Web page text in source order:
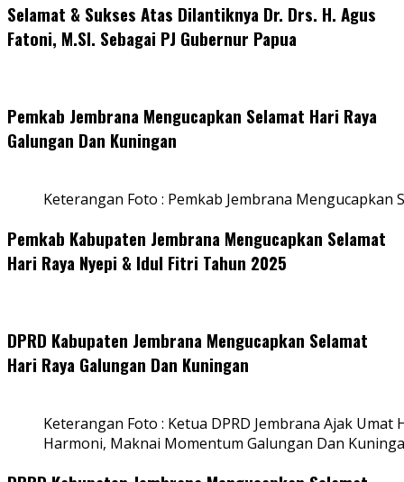
Selamat & Sukses Atas Dilantiknya Dr. Drs. H. Agus
Fatoni, M.SI. Sebagai PJ Gubernur Papua
Pemkab Jembrana Mengucapkan Selamat Hari Raya
Galungan Dan Kuningan
Keterangan Foto : Pemkab Jembrana Mengucapkan
Pemkab Kabupaten Jembrana Mengucapkan Selamat
Hari Raya Nyepi & Idul Fitri Tahun 2025
DPRD Kabupaten Jembrana Mengucapkan Selamat
Hari Raya Galungan Dan Kuningan
Keterangan Foto : Ketua DPRD Jembrana Ajak
Harmoni, Maknai Momentum Galungan Dan